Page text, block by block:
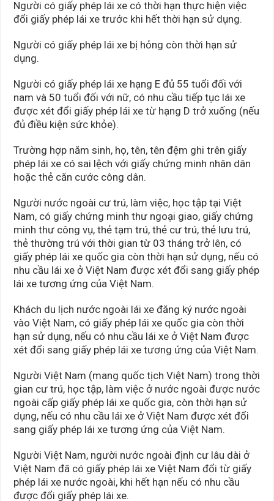
Người có giấy phép lái xe có thời hạn thực hiện việc
đổi giấy phép lái xe trước khi hết thời hạn sử dụng.
Người có giấy phép lái xe bị hỏng còn thời hạn sử
dụng.
Người có giấy phép lái xe hạng E đủ 55 tuổi đối với
nam và 50 tuổi đối với nữ, có nhu cầu tiếp tục lái xe
được xét đổi giấy phép lái xe từ hạng D trở xuống (nếu
đủ điều kiện sức khỏe).
Trường hợp năm sinh, họ, tên, tên đệm ghi trên giấy
phép lái xe có sai lệch với giấy chứng minh nhân dân
hoặc thẻ căn cước công dân.
Người nước ngoài cư trú, làm việc, học tập tại Việt
Nam, có giấy chứng minh thư ngoại giao, giấy chứng
minh thư công vụ, thẻ tạm trú, thẻ cư trú, thẻ lưu trú,
thẻ thường trú với thời gian từ 03 tháng trở lên, có
giấy phép lái xe quốc gia còn thời hạn sử dụng, nếu có
nhu cầu lái xe ở Việt Nam được xét đổi sang giấy phép
lái xe tương ứng của Việt Nam.
Khách du lịch nước ngoài lái xe đăng ký nước ngoài
vào Việt Nam, có giấy phép lái xe quốc gia còn thời
hạn sử dụng, nếu có nhu cầu lái xe ở Việt Nam được
xét đổi sang giấy phép lái xe tương ứng của Việt Nam.
Người Việt Nam (mang quốc tịch Việt Nam) trong thời
gian cư trú, học tập, làm việc ở nước ngoài được nước
ngoài cấp giấy phép lái xe quốc gia, còn thời hạn sử
dụng, nếu có nhu cầu lái xe ở Việt Nam được xét đổi
sang giấy phép lái xe tương ứng của Việt Nam.
Người Việt Nam, người nước ngoài định cư lâu dài ở
Việt Nam đã có giấy phép lái xe Việt Nam đổi từ giấy
phép lái xe nước ngoài, khi hết hạn nếu có nhu cầu
được đổi giấy phép lái xe.